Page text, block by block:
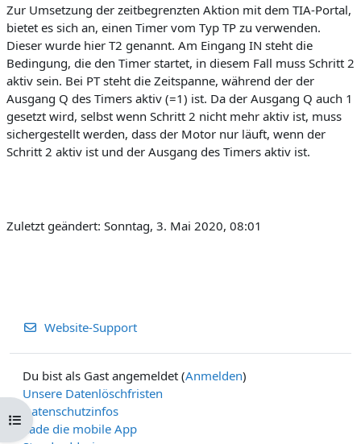
Kursindex öffnen
Zur Umsetzung der zeitbegrenzten Aktion mit dem TIA-Portal,
bietet es sich an, einen Timer vom Typ TP zu verwenden.
Dieser wurde hier T2 genannt. Am Eingang IN steht die
Bedingung, die den Timer startet, in diesem Fall muss Schritt 2
aktiv sein. Bei PT steht die Zeitspanne, während der der
Ausgang Q des Timers aktiv (=1) ist. Da der Ausgang Q auch 1
gesetzt wird, selbst wenn Schritt 2 nicht mehr aktiv ist, muss
sichergestellt werden, dass der Motor nur läuft, wenn der
Schritt 2 aktiv ist und der Ausgang des Timers aktiv ist.
Zuletzt geändert: Sonntag, 3. Mai 2020, 08:01
Website-Support
Du bist als Gast angemeldet (Anmelden)
Unsere Datenlöschfristen
Datenschutzinfos
Lade die mobile App